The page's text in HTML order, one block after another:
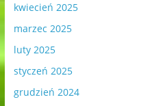
kwiecień 2025
marzec 2025
luty 2025
styczeń 2025
grudzień 2024